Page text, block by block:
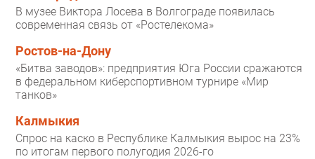
В музее Виктора Лосева в Волгограде появилась
современная связь от «Ростелекома»
Ростов-на-Дону
«Битва заводов»: предприятия Юга России сражаются
в федеральном киберспортивном турнире «Мир
танков»
Калмыкия
Спрос на каско в Республике Калмыкия вырос на 23%
по итогам первого полугодия 2026-го